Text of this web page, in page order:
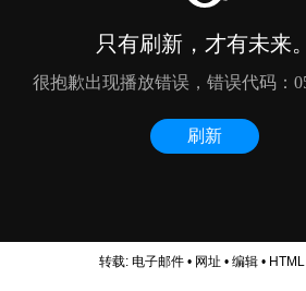
转载: 电子邮件• 网址 • 编辑• HTML